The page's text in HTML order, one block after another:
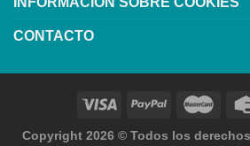
CONTACTO
Copyright 2026 © Todos los